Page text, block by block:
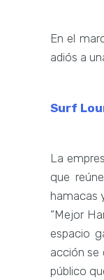
En el
adiós a
Surf
La
que
hamacas
“Mejor
espacio
acción se
público